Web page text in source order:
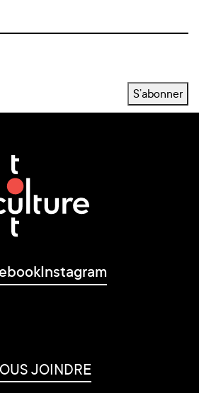
Instagram
JOINDRE
S’abonner